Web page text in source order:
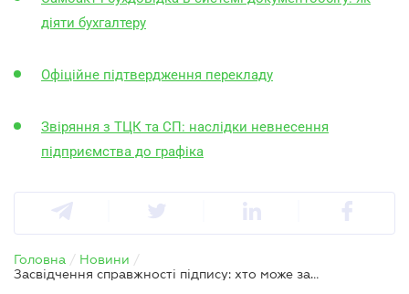
діяти бухгалтеру
Офіційне підтвердження перекладу
Звіряння з ТЦК та СП: наслідки невнесення
підприємства до графіка
Головна / Новини /
Засвідчення справжності підпису: хто може засвідчити і яких документів стосується